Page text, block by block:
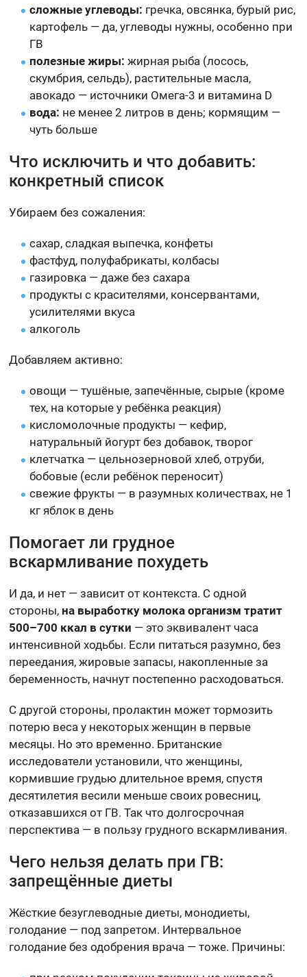
сложные углеводы: гречка, овсянка, бурый рис,
картофель — да, углеводы нужны, особенно при
ГВ
полезные жиры: жирная рыба (лосось,
скумбрия, сельдь), растительные масла,
авокадо — источники Омега-3 и витамина D
вода: не менее 2 литров в день; кормящим —
чуть больше
Что исключить и что добавить:
конкретный список
Убираем без сожаления:
сахар, сладкая выпечка, конфеты
фастфуд, полуфабрикаты, колбасы
газировка — даже без сахара
продукты с красителями, консервантами,
усилителями вкуса
алкоголь
Добавляем активно:
овощи — тушёные, запечённые, сырые (кроме
тех, на которые у ребёнка реакция)
кисломолочные продукты — кефир,
натуральный йогурт без добавок, творог
клетчатка — цельнозерновой хлеб, отруби,
бобовые (если ребёнок переносит)
свежие фрукты — в разумных количествах, не 1
кг яблок в день
Помогает ли грудное
вскармливание похудеть
И да, и нет — зависит от контекста. С одной
стороны, на выработку молока организм тратит
500–700 ккал в сутки — это эквивалент часа
интенсивной ходьбы. Если питаться разумно, без
переедания, жировые запасы, накопленные за
беременность, начнут постепенно расходоваться.
С другой стороны, пролактин может тормозить
потерю веса у некоторых женщин в первые
месяцы. Но это временно. Британские
исследователи установили, что женщины,
кормившие грудью длительное время, спустя
десятилетия весили меньше своих ровесниц,
отказавшихся от ГВ. Так что долгосрочная
перспектива — в пользу грудного вскармливания.
Чего нельзя делать при ГВ:
запрещённые диеты
Жёсткие безуглеводные диеты, монодиеты,
голодание — под запретом. Интервальное
голодание без одобрения врача — тоже. Причины: